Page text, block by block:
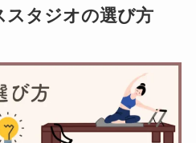
スタジオの選び方